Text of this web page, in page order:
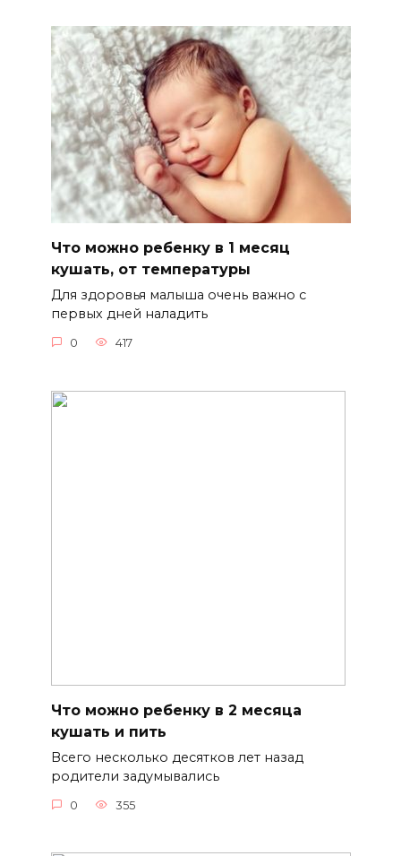
Что можно ребенку в 1 месяц
кушать, от температуры
Для здоровья малыша очень важно с
первых дней наладить
0 417
Что можно ребенку в 2 месяца
кушать и пить
Всего несколько десятков лет назад
родители задумывались
0 355